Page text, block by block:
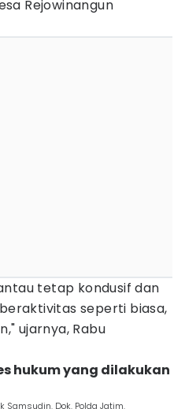
Rejowinangun
tetap kondusif dan
seperti biasa,
ujarnya, Rabu
hukum yang dilakukan
Samsudin. Dok. Polda Jatim.